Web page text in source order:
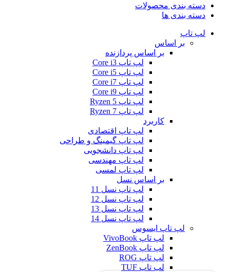
دسته بندی محصولات
دسته بندی ها
لپ تاپ
بر اساس
بر اساس پردازنده
لپ تاپ Core i3
لپ تاپ Core i5
لپ تاپ Core i7
لپ تاپ Core i9
لپ تاپ Ryzen 5
لپ تاپ Ryzen 7
کاربرد
لپ تاپ اقتصادی
لپ تاپ گیمینگ و طراحی
لپ تاپ دانشجویی
لپ تاپ مهندسی
لپ تاپ لمسی
بر اساس نسل
لپ تاپ نسل 11
لپ تاپ نسل 12
لپ تاپ نسل 13
لپ تاپ نسل 14
لپ تاپ ایسوس
لپ تاپ VivoBook
لپ تاپ ZenBook
لپ تاپ ROG
لپ تاپ TUF